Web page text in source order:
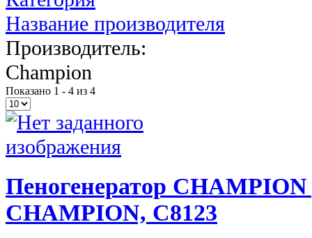
Название производителя
Производитель:
Champion
Показано 1 - 4 из 4
Пеногенератор
CHAMPION, C8123